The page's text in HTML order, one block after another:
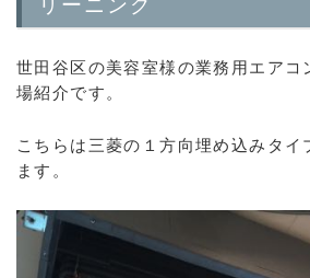
リーニング
世田谷区の美容室様の業務用エアコ
場紹介です。
こちらは三菱の１方向埋め込みタイ
ます。